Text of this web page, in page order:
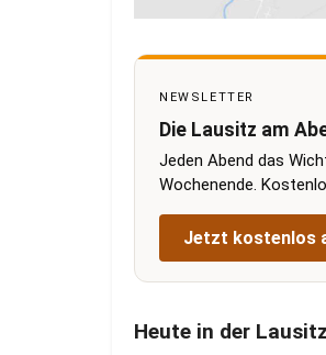
NEWSLETTER
Die Lausitz am
Jeden Abend das
Wochenende.
Jetzt kostenlos
Heute in der